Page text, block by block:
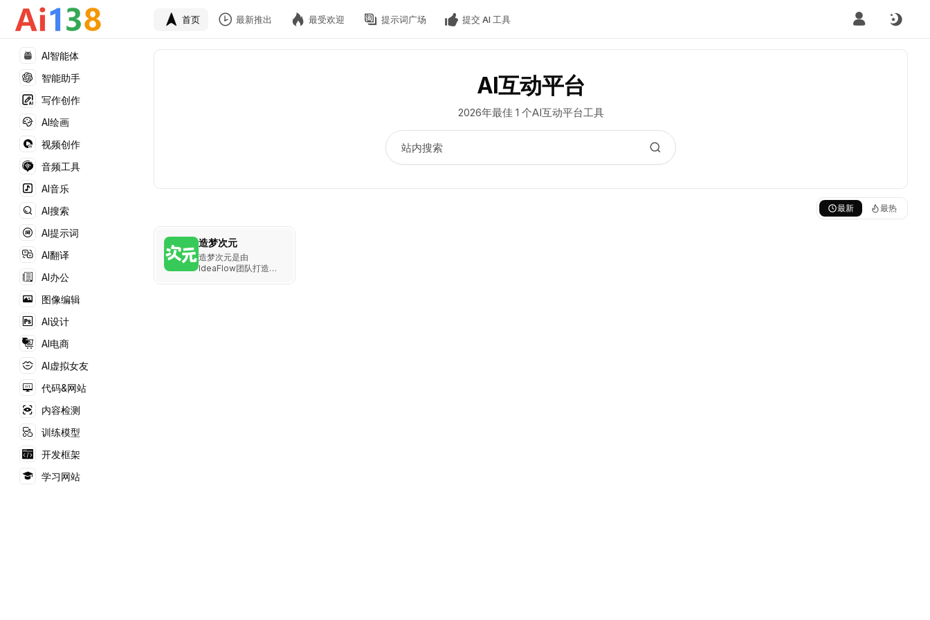
AI智能体
智能助手
写作创作
AI绘画
视频创作
音频工具
AI音乐
AI搜索
AI提示词
AI翻译
AI办公
图像编辑
AI设计
AI电商
AI虚拟女友
代码&网站
内容检测
训练模型
开发框架
学习网站
首页 最新推出 最受欢迎 提示词广场 提交 AI 工具
AI互动平台
2026年最佳 1 个AI互动平台工具
最新 最热
造梦次元
造梦次元是由
IdeaFlow团队打造的